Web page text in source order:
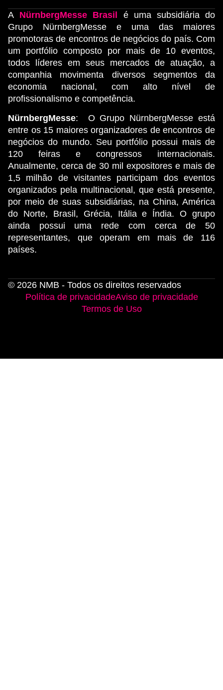
A NürnbergMesse Brasil
é uma subsidiária do
Grupo NürnbergMesse e uma das maiores
promotoras de encontros de negócios do país. Com
um portfólio composto por mais de 10 eventos,
todos líderes em seus mercados de atuação, a
companhia movimenta diversos segmentos da
economia nacional, com alto nível de
profissionalismo e competência.
NürnbergMesse: O Grupo NürnbergMesse está
entre os 15 maiores organizadores de encontros de
negócios do mundo. Seu portfólio possui mais de
120 feiras e congressos internacionais.
Anualmente, cerca de 30 mil expositores e mais de
1,5 milhão de visitantes participam dos eventos
organizados pela multinacional, que está presente,
por meio de suas subsidiárias, na China, América
do Norte, Brasil, Grécia, Itália e Índia. O grupo
ainda possui uma rede com cerca de 50
representantes, que operam em mais de 116
países.
© 2026 NMB - Todos os direitos reservados
Política de privacidadeAviso de privacidade
Termos de Uso